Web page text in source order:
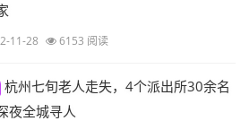
11-28 6153 阅读
杭州七旬老人走失，4个派出所30余名
夜全城寻人